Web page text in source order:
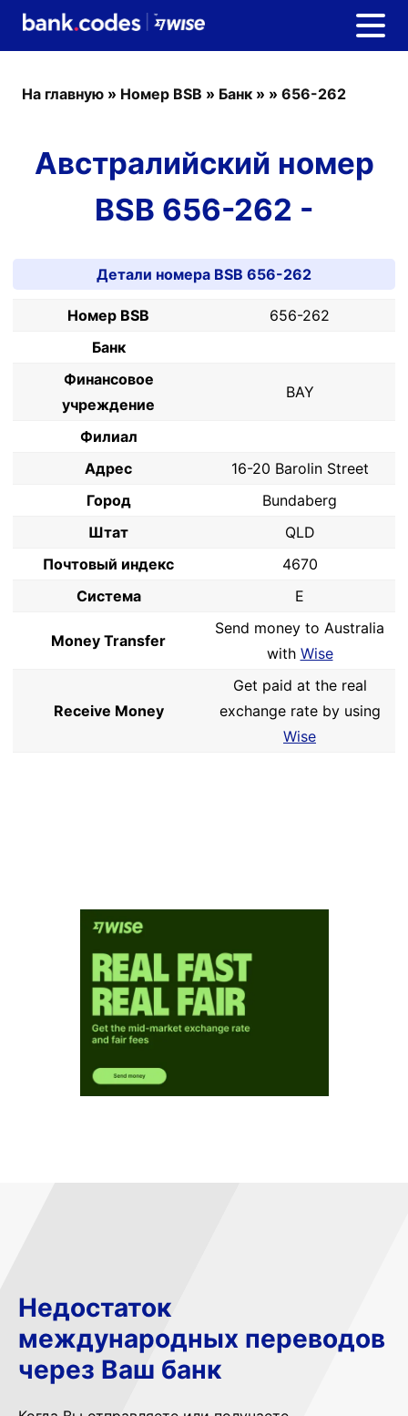
На главную » Номер BSB » Банк » » 656-262
Австралийский номер
BSB 656-262 -
Детали номера BSB 656-262
Номер BSB
656-262
Банк
Финансовое
учреждение
BAY
Филиал
Адрес
16-20 Barolin Street
Город
Bundaberg
Штат
QLD
Почтовый индекс
4670
Система
E
Money Transfer
Send money to Australia
with Wise
Receive Money
Get paid at the real
exchange rate by using
Wise
Недостаток
международных переводов
через Ваш банк